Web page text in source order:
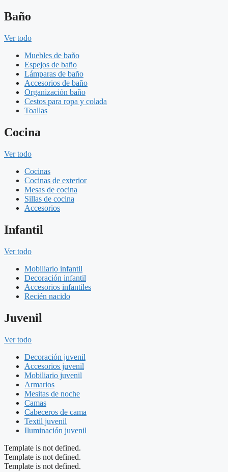
Baño
Ver todo
Muebles de baño
Espejos de baño
Lámparas de baño
Accesorios de baño
Organización baño
Cestos para ropa y colada
Toallas
Cocina
Ver todo
Cocinas
Cocinas de exterior
Mesas de cocina
Sillas de cocina
Accesorios
Infantil
Ver todo
Mobiliario infantil
Decoración infantil
Accesorios infantiles
Recién nacido
Juvenil
Ver todo
Decoración juvenil
Accesorios juvenil
Mobiliario juvenil
Armarios
Mesitas de noche
Camas
Cabeceros de cama
Textil juvenil
Iluminación juvenil
Template is not defined.
Template is not defined.
Template is not defined.